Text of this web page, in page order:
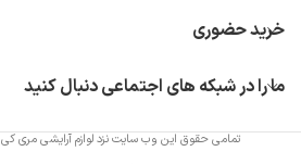
خرید حضوری
ما را در شبکه های اجتماعی دنبال کنید
تمامی حقوق این وب سایت نزد لوازم آرایشی مری کی MARY KAY محفوظ است